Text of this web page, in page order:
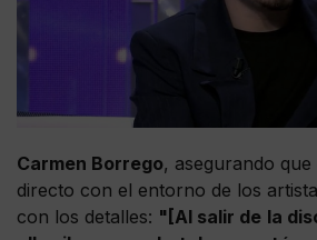
Carmen Borrego, asegurando
directo con el entorno de los
con los detalles: "[Al salir de la